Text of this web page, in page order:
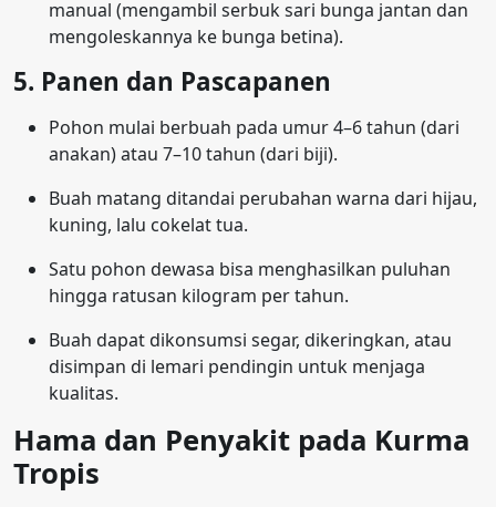
manual (mengambil serbuk sari bunga jantan dan
mengoleskannya ke bunga betina).
5. Panen dan Pascapanen
Pohon mulai berbuah pada umur 4–6 tahun (dari
anakan) atau 7–10 tahun (dari biji).
Buah matang ditandai perubahan warna dari hijau,
kuning, lalu cokelat tua.
Satu pohon dewasa bisa menghasilkan puluhan
hingga ratusan kilogram per tahun.
Buah dapat dikonsumsi segar, dikeringkan, atau
disimpan di lemari pendingin untuk menjaga
kualitas.
Hama dan Penyakit pada Kurma
Tropis